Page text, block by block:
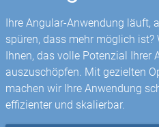
Ihre Angular-Anwendung läuft,
spüren, dass mehr möglich ist?
Ihnen, das volle Potenzial Ihrer
auszuschöpfen. Mit gezielten
machen wir Ihre Anwendung
effizienter und skalierbar.